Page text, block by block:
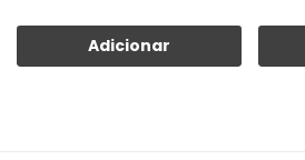
Adicionar